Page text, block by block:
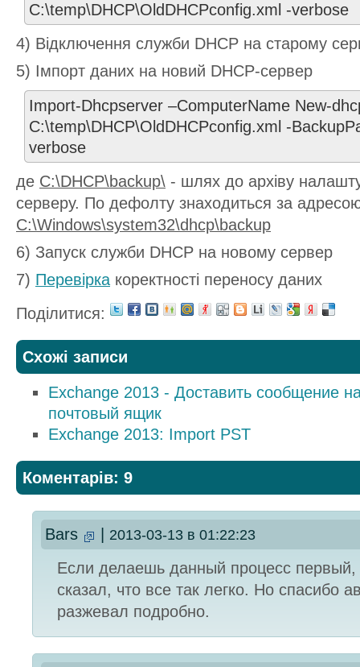
C:\temp\DHCP\OldDHCPconfig.xml -verbose
4) Відключення служби DHCP на старому
5) Імпорт даних на новий DHCP-сервер
Import-Dhcpserver –ComputerName New-
C:\temp\DHCP\OldDHCPconfig.xml -
verbose
де C:\DHCP\backup\ - шлях до архіву
серверу. По дефолту знаходиться за
C:\Windows\system32\dhcp\backup
6) Запуск служби DHCP на новому сервер
7) Перевірка коректності переносу даних
Поділитися:
Схожі записи
Exchange 2013 - Доставить сообщение
почтовый ящик
Exchange 2013: Import PST
Коментарів: 9
Bars 2013-03-13 в 01:22:23
Если делаешь данный процесс
сказал, что все так легко. Но спасибо
разжевал подробно.